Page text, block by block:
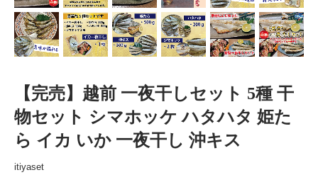
【完売】越前 一夜干しセット 5種 干
物セット シマホッケ ハタハタ 姫た
ら イカ いか 一夜干し 沖キス
itiyaset